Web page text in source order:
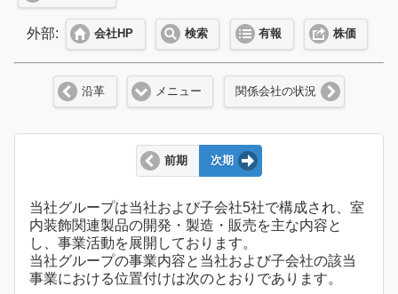
外部: 会社HP 検索 有報 株価
沿革 メニュー 関係会社の状況
前期 次期
当社グループは当社および子会社5社で構成され、室
内装飾関連製品の開発・製造・販売を主な内容と
し、事業活動を展開しております。
当社グループの事業内容と当社および子会社の該当
事業における位置付けは次のとおりであります。